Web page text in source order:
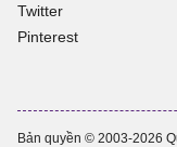
Twitter
Pinterest
Bản quyền © 2003-2026